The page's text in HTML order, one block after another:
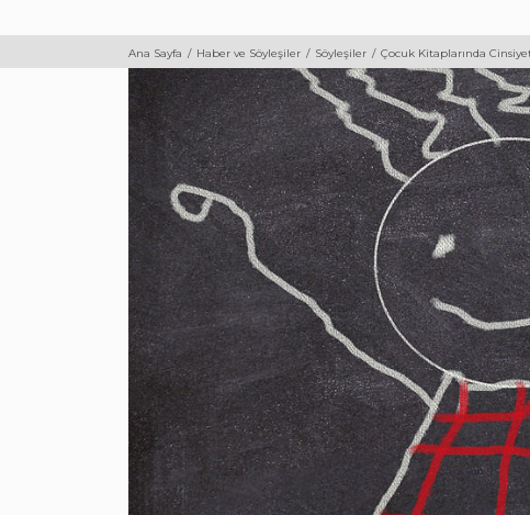
Ana Sayfa Haber ve Söyleşiler Söyleşiler Çocuk Kitaplarında